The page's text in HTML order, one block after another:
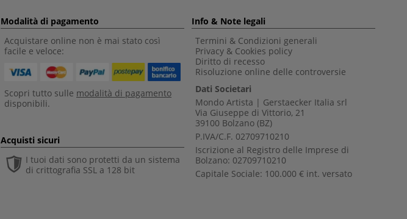
Modalità di pagamento
Acquistare online non è mai stato così
facile e veloce:
Scopri tutto sulle modalità di pagamento
disponibili.
Info & Note legali
Termini & Condizioni generali
Privacy & Cookies policy
Diritto di recesso
Risoluzione online delle controversie
Dati Societari
Mondo Artista | Gerstaecker Italia srl
Via Giuseppe di Vittorio, 21
39100 Bolzano (BZ)
P.IVA/C.F. 02709710210
Iscrizione al Registro delle Imprese di
Bolzano: 02709710210
Capitale Sociale: 100.000 € int. versato
Acquisti sicuri
I tuoi dati sono protetti da un sistema
di crittografia SSL a 128 bit